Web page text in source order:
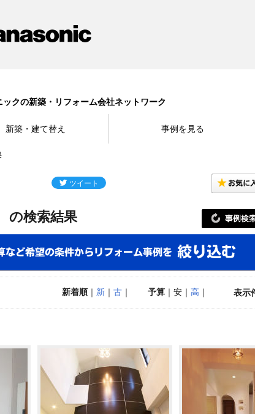
ックの新築・リフォーム会社ネットワーク
新築・建て替え 事例を見る
の検索結果
表示
予算｜安｜ 高 ｜
新着順｜ 新｜ 古｜